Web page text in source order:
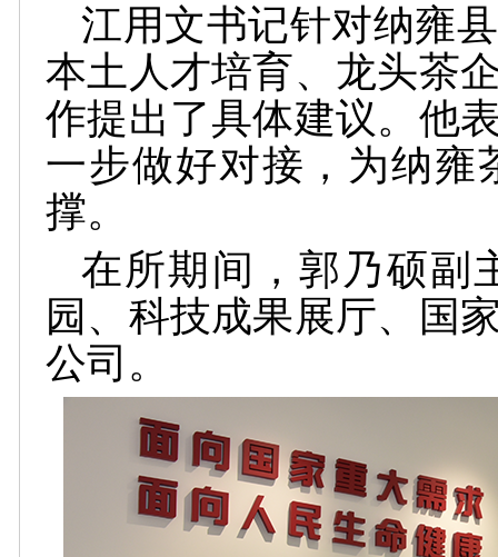
江用文书记针对纳雍
本土人才培育、龙头茶
作提出了具体建议。他
一步做好对接，为纳雍
撑。
在所期间，郭乃硕副
园、科技成果展厅、国
公司。